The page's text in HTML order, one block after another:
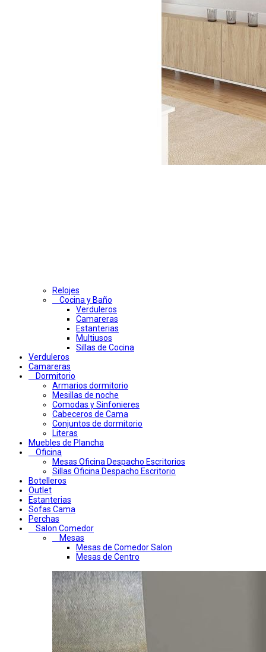
Relojes
Cocina y Baño
Verduleros
Camareras
Estanterias
Multiusos
Sillas de Cocina
Verduleros
Camareras
Dormitorio
Armarios dormitorio
Mesillas de noche
Comodas y Sinfonieres
Cabeceros de Cama
Conjuntos de dormitorio
Literas
Muebles de Plancha
Oficina
Mesas Oficina Despacho Escritorios
Sillas Oficina Despacho Escritorio
Botelleros
Outlet
Estanterias
Sofas Cama
Perchas
Salon Comedor
Mesas
Mesas de Comedor Salon
Mesas de Centro